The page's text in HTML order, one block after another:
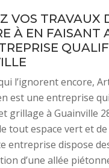
VOS TRAVAUX
À EN FAISANT
l’ignorent encore,
est une entreprise
grillage à Guainville
tout espace vert et
entreprise dispose
d’une allée